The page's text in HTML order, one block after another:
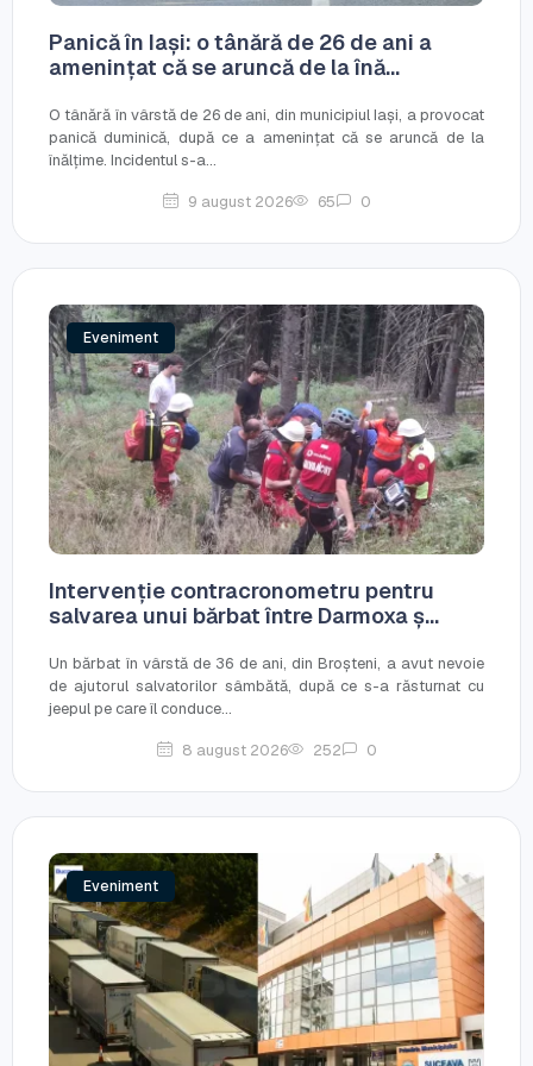
Panică în Iași: o tânără de 26 de ani a
amenințat că se aruncă de la înă...
O tânără în vârstă de 26 de ani, din municipiul Iași, a provocat
panică duminică, după ce a amenințat că se aruncă de la
înălțime. Incidentul s-a...
9 august 2026 65 0
Eveniment
Intervenție contracronometru pentru
salvarea unui bărbat între Darmoxa ș...
Un bărbat în vârstă de 36 de ani, din Broșteni, a avut nevoie
de ajutorul salvatorilor sâmbătă, după ce s-a răsturnat cu
jeepul pe care îl conduce...
8 august 2026 252 0
Eveniment